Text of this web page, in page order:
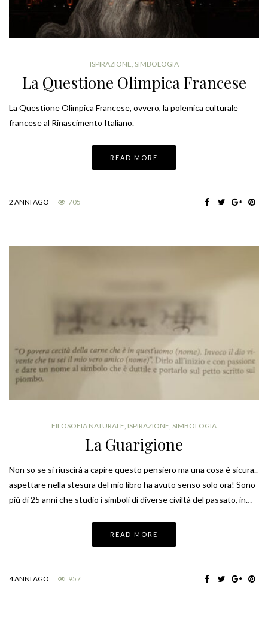
ISPIRAZIONE, SIMBOLOGIA
La Questione Olimpica Francese
La Questione Olimpica Francese, ovvero, la polemica culturale
francese al Rinascimento Italiano.
READ MORE
2 ANNI AGO 705
FILOSOFIA NATURALE ISPIRAZIONE SIMBOLOGIA
La Guarigione
Non so se si riuscirà a capire questo pensiero ma una cosa è sicura..
aspettare nella stesura del mio libro ha avuto senso solo ora! Sono
più di 25 anni che studio i simboli di diverse civiltà del passato, in…
READ MORE
4 ANNI AGO 957